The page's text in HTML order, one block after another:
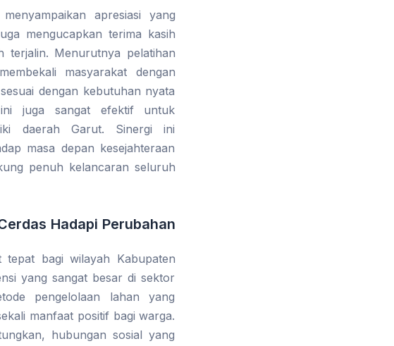
apresiasi yang
mengucapkan terima kasih
terjalin. Menurutnya pelatihan
masyarakat dengan
dengan kebutuhan nyata
juga sangat efektif untuk
daerah Garut. Sinergi ini
masa depan kesejahteraan
penuh kelancaran seluruh
Hadapi Perubahan
tepat bagi wilayah Kabupaten
yang sangat besar di sektor
pengelolaan lahan yang
manfaat positif bagi warga.
hubungan sosial yang